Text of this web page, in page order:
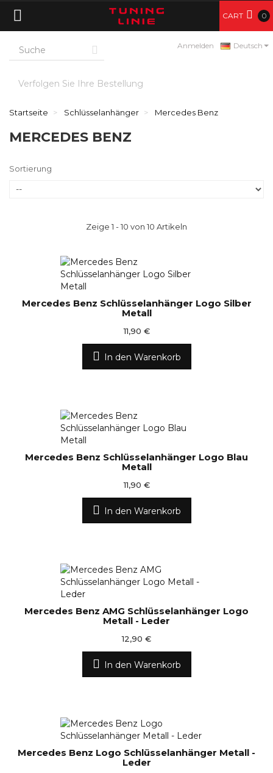
Anmelden Deutsch
CART 0
Verfolgen Sie Ihre Bestellung
Startseite Schlüsselanhänger Mercedes Benz
MERCEDES BENZ
Sortierung
Zeige 1 - 10 von 10 Artikeln
Mercedes Benz Schlüsselanhänger Logo Silber
Metall
11,90 €
In den Warenkorb
Mercedes Benz Schlüsselanhänger Logo Blau
Metall
11,90 €
In den Warenkorb
Mercedes Benz AMG Schlüsselanhänger Logo
Metall - Leder
12,90 €
In den Warenkorb
Mercedes Benz Logo Schlüsselanhänger Metall -
Leder